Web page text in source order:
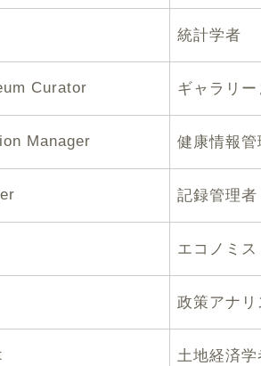
統計学者
Curator ギャラリ
Manager 健康情報管
記録管理者
エコノミス
政策アナリ
土地経済学